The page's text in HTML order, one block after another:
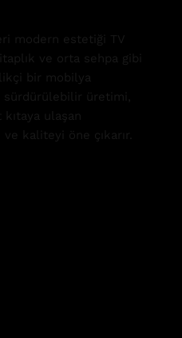
modern estetiği TV
ve orta sehpa gibi
bir mobilya
sürdürülebilir üretimi,
ulaşan
kaliteyi öne çıkarır.